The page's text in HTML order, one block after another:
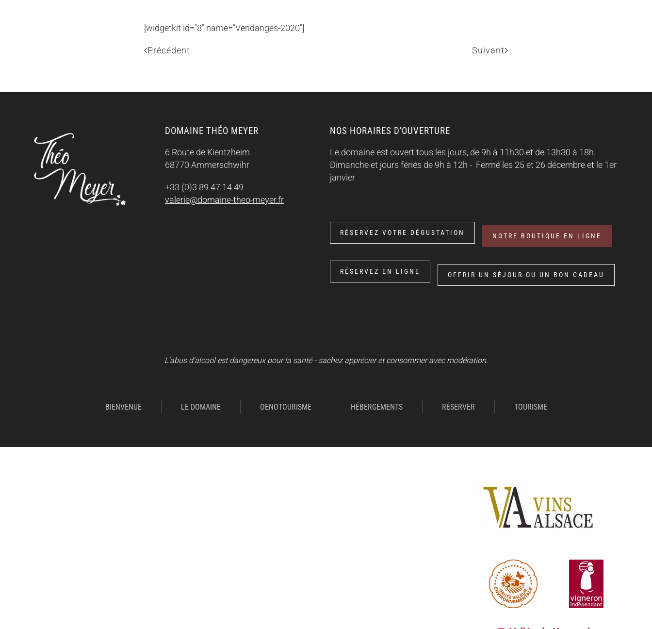
[widgetkit id="8" name="Vendanges-2020"]
Précédent Suivant
DOMAINE THÉO MEYER
6 Route de Kientzheim
68770 Ammerschwihr
+33 (0)3 89 47 14 49
valerie@domaine-theo-meyer.fr
NOS HORAIRES D'OUVERTURE
Le domaine est ouvert tous les jours, de 9h à 11h30 et de 13h30 à 18h.
Dimanche et jours fériés de 9h à 12h - Fermé les 25 et 26 décembre et le 1er
janvier
RÉSERVEZ VOTRE DÉGUSTATION NOTRE BOUTIQUE EN LIGNE
RÉSERVEZ EN LIGNE OFFRIR UN SÉJOUR OU UN BON CADEAU
L'abus d'alcool est dangereux pour la santé - sachez apprécier et consommer avec modération.
BIENVENUE LE DOMAINE OENOTOURISME HÉBERGEMENTS RÉSERVER TOURISME